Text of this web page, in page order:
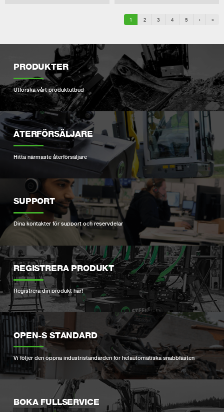
1 2 3 4 5 › »
PRODUKTER
Utforska vårt produktutbud
ÅTERFÖRSÄLJARE
Hitta närmaste återförsäljare
SUPPORT
Dina kontakter för support och reservdelar
REGISTRERA PRODUKT
Registrera din produkt här!
OPEN-S STANDARD
Vi följer den öppna industristandarden för helautomatiska snabbfästen
BOKA FULLSERVICE